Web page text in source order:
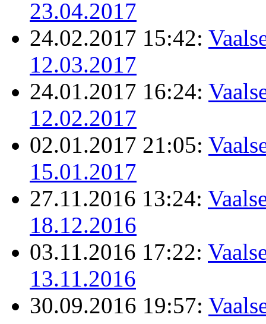
23.04.2017
24.02.2017 15:42:
12.03.2017
24.01.2017 16:24:
12.02.2017
02.01.2017 21:05:
15.01.2017
27.11.2016 13:24:
18.12.2016
03.11.2016 17:22:
13.11.2016
30.09.2016 19:57: